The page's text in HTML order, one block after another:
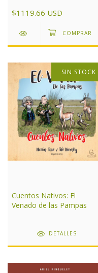
$1119.66 USD
SIN STOCK
Cuentos Nativos: El
Venado de las Pampas
DETALLES